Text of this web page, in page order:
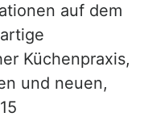
auf dem
Küchenpraxis,
und neuen,